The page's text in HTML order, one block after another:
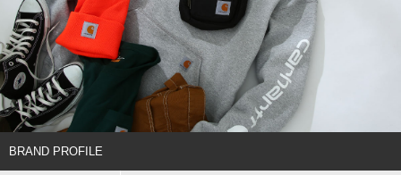
BRAND PROFILE